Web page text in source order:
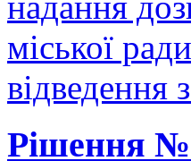
міської
відведення
Рішення